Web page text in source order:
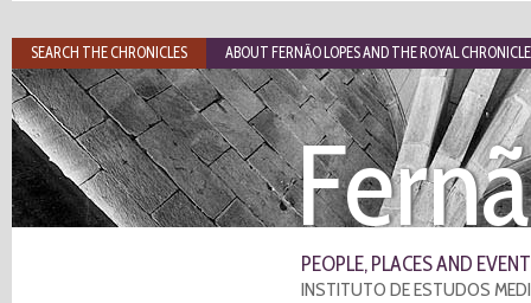
PEOPLE, PLACES AND
INSTITUTO DE ESTUDOS
SEARCH THE CHRONICLES ABOUT FERNÃO LOPES AND THE ROYAL